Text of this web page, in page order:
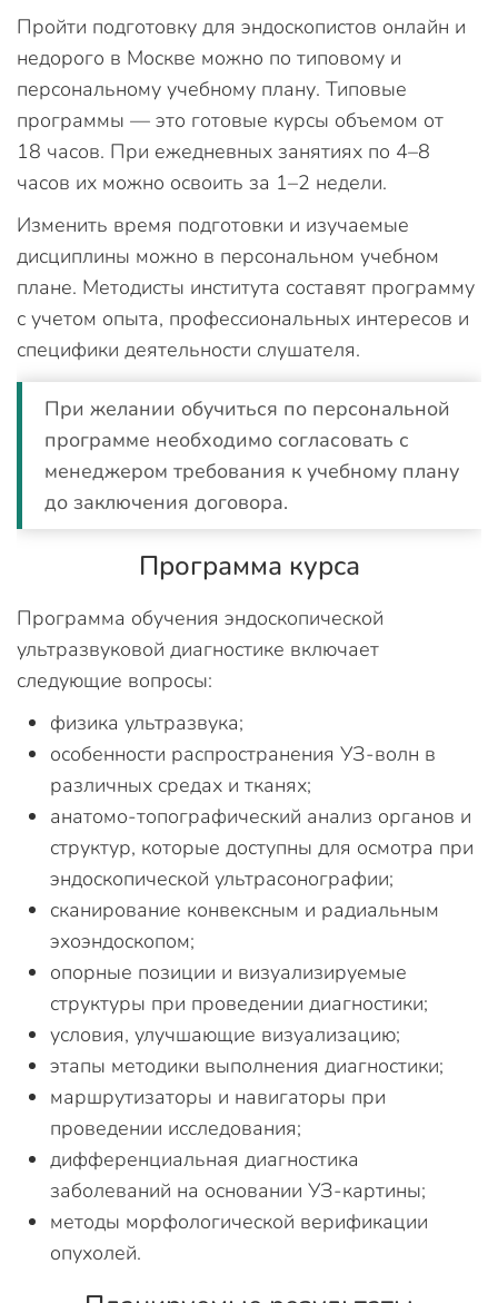
Пройти подготовку для эндоскопистов онлайн и
недорого в Москве можно по типовому и
персональному учебному плану. Типовые
программы — это готовые курсы объемом от
18 часов. При ежедневных занятиях по 4–8
часов их можно освоить за 1–2 недели.
Изменить время подготовки и изучаемые
дисциплины можно в персональном учебном
плане. Методисты института составят программу
с учетом опыта, профессиональных интересов и
специфики деятельности слушателя.
При желании обучиться по персональной
программе необходимо согласовать с
менеджером требования к учебному плану
до заключения договора.
Программа курса
Программа обучения эндоскопической
ультразвуковой диагностике включает
следующие вопросы:
физика ультразвука;
особенности распространения УЗ-волн в
различных средах и тканях;
анатомо-топографический анализ органов и
структур, которые доступны для осмотра при
эндоскопической ультрасонографии;
сканирование конвексным и радиальным
эхоэндоскопом;
опорные позиции и визуализируемые
структуры при проведении диагностики;
условия, улучшающие визуализацию;
этапы методики выполнения диагностики;
маршрутизаторы и навигаторы при
проведении исследования;
дифференциальная диагностика
заболеваний на основании УЗ-картины;
методы морфологической верификации
опухолей.